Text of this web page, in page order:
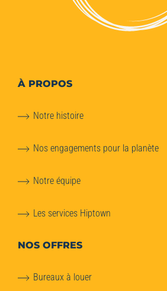
À PROPOS
Notre histoire
Nos engagements pour la planète
Notre équipe
Les services Hiptown
NOS OFFRES
Bureaux à louer